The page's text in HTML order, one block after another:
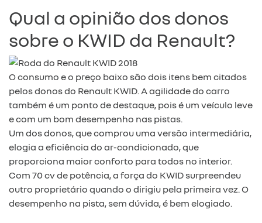
Qual a opinião dos donos
sobre o KWID da Renault?
O consumo e o preço baixo são dois itens bem citados
pelos donos do Renault KWID. A agilidade do carro
também é um ponto de destaque, pois é um veículo leve
e com um bom desempenho nas pistas.
Um dos donos, que comprou uma versão intermediária,
elogia a eficiência do ar-condicionado, que
proporciona maior conforto para todos no interior.
Com 70 cv de potência, a força do KWID surpreendeu
outro proprietário quando o dirigiu pela primeira vez. O
desempenho na pista, sem dúvida, é bem elogiado.